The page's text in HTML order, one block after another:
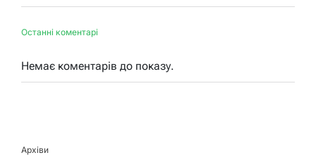
Останні коментарі
Немає коментарів до показу.
Архіви